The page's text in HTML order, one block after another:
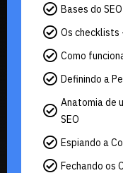
Bases do SEO
Os checklists
Como
Definindo a
Anatomia de
SEO
Espiando a
Fechando os